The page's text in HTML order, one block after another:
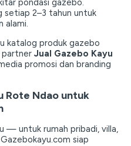
pondasi gazebo.
setiap 2–3 tahun untuk
alami.
katalog produk gazebo
partner Jual Gazebo Kayu
promosi dan branding
Rote Ndao untuk
— untuk rumah pribadi, villa,
siap